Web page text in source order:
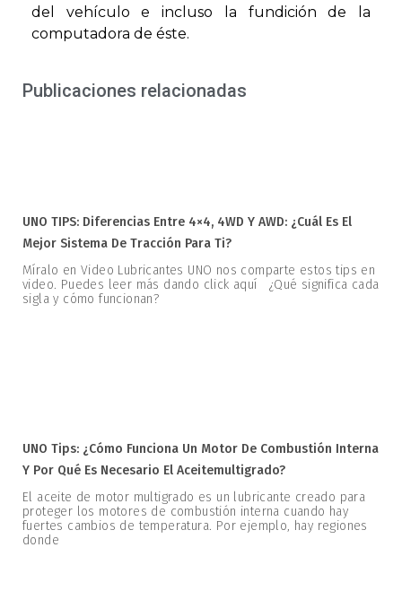
del vehículo e incluso la fundición de la
computadora de éste.
Publicaciones relacionadas
UNO TIPS: Diferencias Entre 4×4, 4WD Y AWD: ¿Cuál Es El
Mejor Sistema De Tracción Para Ti?
Míralo en Video Lubricantes UNO nos comparte estos tips en
video. Puedes leer más dando click aquí ¿Qué significa cada
sigla y cómo funcionan?
UNO Tips: ¿Cómo Funciona Un Motor De Combustión Interna
Y Por Qué Es Necesario El Aceitemultigrado?
El aceite de motor multigrado es un lubricante creado para
proteger los motores de combustión interna cuando hay
fuertes cambios de temperatura. Por ejemplo, hay regiones
donde